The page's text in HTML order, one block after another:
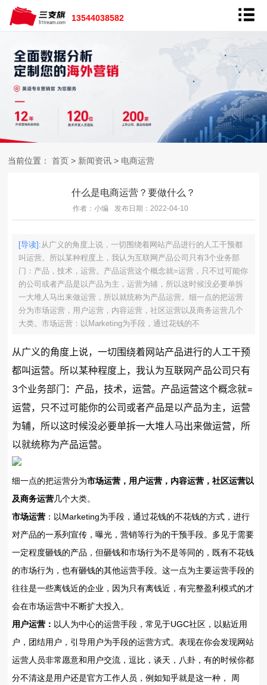
13544038582
当前位置： 首页 > 新闻资讯 > 电商运营
什么是电商运营？要做什么？
作者：小编 发布日期：2022-04-10
[导读]:从广义的角度上说，一切围绕着网站产品进行的人工干预都
叫运营。所以某种程度上，我认为互联网产品公司只有3个业务部
门：产品，技术，运营。产品运营这个概念就=运营，只不过可能你
的公司或者产品是以产品为主，运营为辅，所以这时候没必要单拆
一大堆人马出来做运营，所以就统称为产品运营。细一点的把运营
分为市场运营，用户运营，内容运营，社区运营以及商务运营几个
大类。市场运营：以Marketing为手段，通过花钱的不
从广义的角度上说，一切围绕着网站产品进行的人工干预
都叫运营。所以某种程度上，我认为互联网产品公司只有
3个业务部门：产品，技术，运营。产品运营这个概念就=
运营，只不过可能你的公司或者产品是以产品为主，运营
为辅，所以这时候没必要单拆一大堆人马出来做运营，所
以就统称为产品运营。
细一点的把运营分为市场运营，用户运营，内容运营，社区运营以
及商务运营几个大类。
市场运营 ：以Marketing为手段，通过花钱的不花钱的方式，进行
对产品的一系列宣传，曝光，营销等行为的干预手段。多见于需要
一定程度砸钱的产品，但砸钱和市场行为不是等同的，既有不花钱
的市场行为，也有砸钱的其他运营手段。这一点为主要运营手段的
往往是一些离钱近的企业，因为只有离钱近，有完整盈利模式的才
会在市场运营中不断扩大投入。
用户运营： 以人为中心的运营手段，常见于UGC社区，以贴近用
户，团结用户，引导用户为手段的运营方式。表现在你会发现网站
运营人员非常愿意和用户交流，逗比，谈天，八卦，有的时候你都
分不清这是用户还是官方工作人员，例如知乎就是这一种， 周